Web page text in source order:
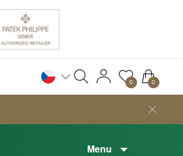
0 0
Menu